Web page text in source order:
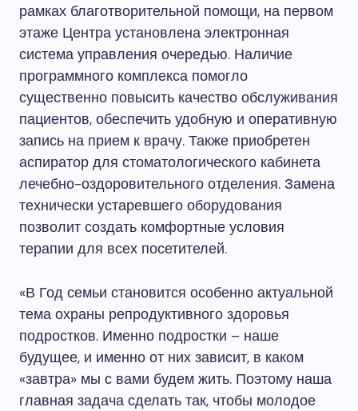
рамках благотворительной помощи, на первом
этаже Центра установлена электронная
система управления очередью. Наличие
программного комплекса помогло
существенно повысить качество обслуживания
пациентов, обеспечить удобную и оперативную
запись на прием к врачу. Также приобретен
аспиратор для стоматологического кабинета
лечебно-оздоровительного отделения. Замена
технически устаревшего оборудования
позволит создать комфортные условия
терапии для всех посетителей.
«В Год семьи становится особенно актуальной
тема охраны репродуктивного здоровья
подростков. Именно подростки – наше
будущее, и именно от них зависит, в каком
«завтра» мы с вами будем жить. Поэтому наша
главная задача сделать так, чтобы молодое